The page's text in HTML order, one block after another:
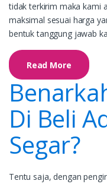
tidak terkirim maka kami
maksimal sesuai harga
bentuk tanggung jawab
Read More
Di Beli
Segar?
Tentu saja, dengan